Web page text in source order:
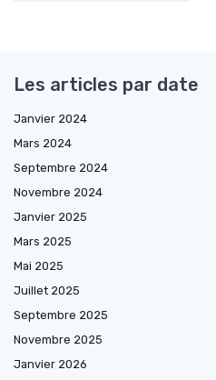
Les articles par date
Janvier 2024
Mars 2024
Septembre 2024
Novembre 2024
Janvier 2025
Mars 2025
Mai 2025
Juillet 2025
Septembre 2025
Novembre 2025
Janvier 2026